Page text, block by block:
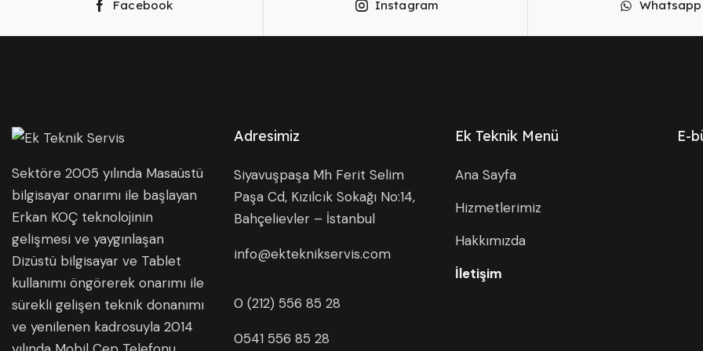
Facebook Instagram Whatsapp
Sektöre 2005 yılında Masaüstü
bilgisayar onarımı ile başlayan
Erkan KOÇ teknolojinin
gelişmesi ve yaygınlaşan
Dizüstü bilgisayar ve Tablet
kullanımı öngörerek onarımı ile
sürekli gelişen teknik donanımı
ve yenilenen kadrosuyla 2014
Adresimiz
Siyavuşpaşa Mh Ferit Selim
Paşa Cd, Kızılcık Sokağı No:14,
Bahçelievler – İstanbul
info@ekteknikservis.com
0 (212) 556 85 28
0541 556 85 28
Ek Teknik Menü
Ana Sayfa
Hizmetlerimiz
Hakkımızda
İletişim
E-